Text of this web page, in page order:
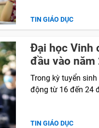
TIN GIÁO DỤC
Đại học Vinh
đầu vào năm
Trong kỳ tuyển
động từ 16 đến 24
TIN GIÁO DỤC